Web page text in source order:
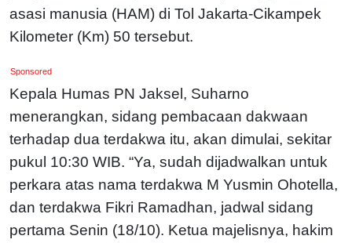
asasi manusia (HAM) di Tol Jakarta-Cikampek
Kilometer (Km) 50 tersebut.
Sponsored
Kepala Humas PN Jaksel, Suharno
menerangkan, sidang pembacaan dakwaan
terhadap dua terdakwa itu, akan dimulai, sekitar
pukul 10:30 WIB. “Ya, sudah dijadwalkan untuk
perkara atas nama terdakwa M Yusmin Ohotella,
dan terdakwa Fikri Ramadhan, jadwal sidang
pertama Senin (18/10). Ketua majelisnya, hakim